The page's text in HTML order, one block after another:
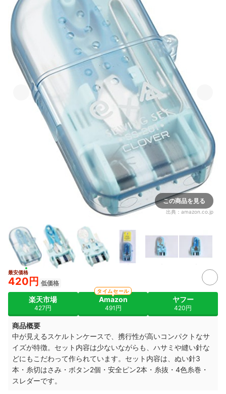
この商品を見る
出典： amazon.co.jp
最安価格
420円 低価格
楽天市場
427円
Amazon
491円
タイムセール
ヤフー
420円
商品概要
中が見えるスケルトンケースで、携行性が高いコンパクトなサ
イズが特徴。セット内容は少ないながらも、ハサミや縫い針な
どにもこだわって作られています。セット内容は、ぬい針3
本・糸切はさみ・ボタン2個・安全ピン2本・糸抜・4色糸巻・
スレダーです。